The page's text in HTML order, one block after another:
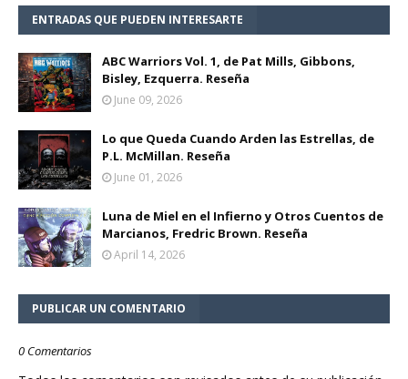
ENTRADAS QUE PUEDEN INTERESARTE
ABC Warriors Vol. 1, de Pat Mills, Gibbons,
Bisley, Ezquerra. Reseña
June 09, 2026
Lo que Queda Cuando Arden las Estrellas, de
P.L. McMillan. Reseña
June 01, 2026
Luna de Miel en el Infierno y Otros Cuentos de
Marcianos, Fredric Brown. Reseña
April 14, 2026
PUBLICAR UN COMENTARIO
0 Comentarios